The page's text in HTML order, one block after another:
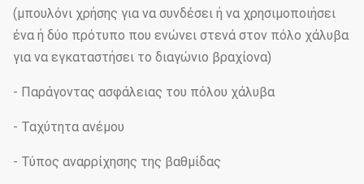
(μπουλόνι χρήσης για να συνδέσει ή να χρησιμοποιήσει
ένα ή δύο πρότυπο που ενώνει στενά στον πόλο χάλυβα
για να εγκαταστήσει το διαγώνιο βραχίονα)
- Παράγοντας ασφάλειας του πόλου χάλυβα
- Ταχύτητα ανέμου
- Τύπος αναρρίχησης της βαθμίδας